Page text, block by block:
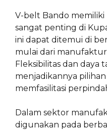
V-belt Bando memiliki
sangat penting di
ini dapat ditemui di
mulai dari
Fleksibilitas dan daya
menjadikannya
memfasilitasi
Dalam sektor
digunakan pada